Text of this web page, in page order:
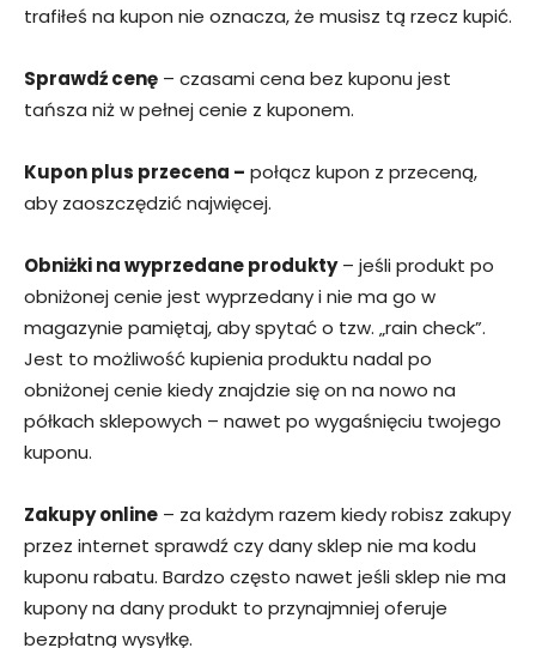
trafiłeś na kupon nie oznacza, że musisz tą rzecz kupić.
Sprawdź cenę – czasami cena bez kuponu jest
tańsza niż w pełnej cenie z kuponem.
Kupon plus przecena – połącz kupon z przeceną,
aby zaoszczędzić najwięcej.
Obniżki na wyprzedane produkty– jeśli produkt po
obniżonej cenie jest wyprzedany i nie ma go w
magazynie pamiętaj, aby spytać o tzw. „rain check”.
Jest to możliwość kupienia produktu nadal po
obniżonej cenie kiedy znajdzie się on na nowo na
półkach sklepowych – nawet po wygaśnięciu twojego
kuponu.
Zakupy online – za każdym razem kiedy robisz zakupy
przez internet sprawdź czy dany sklep nie ma kodu
kuponu rabatu. Bardzo często nawet jeśli sklep nie ma
kupony na dany produkt to przynajmniej oferuje
bezpłatną wysyłkę.